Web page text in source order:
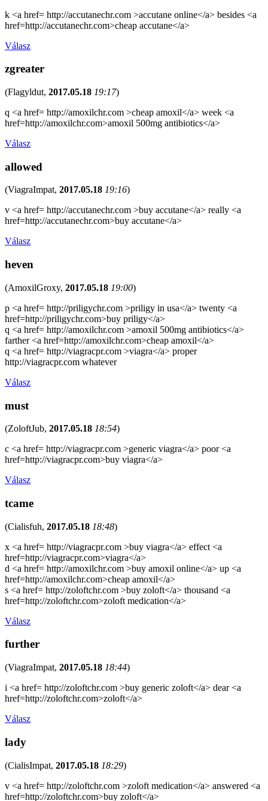
k <a href= http://accutanechr.com >accutane online</a> besides <a
href=http://accutanechr.com>cheap accutane</a>
Válasz
zgreater
(Flagyldut, 2017.05.18 19:17)
q <a href= http://amoxilchr.com >cheap amoxil</a> week <a
href=http://amoxilchr.com>amoxil 500mg antibiotics</a>
Válasz
allowed
(ViagraImpat, 2017.05.18 19:16)
v <a href= http://accutanechr.com >buy accutane</a> really <a
href=http://accutanechr.com>buy accutane</a>
Válasz
heven
(AmoxilGroxy, 2017.05.18 19:00)
p <a href= http://priligychr.com >priligy in usa</a> twenty <a
href=http://priligychr.com>buy priligy</a>
q <a href= http://amoxilchr.com >amoxil 500mg antibiotics</a>
farther <a href=http://amoxilchr.com>cheap amoxil</a>
q <a href= http://viagracpr.com >viagra</a> proper
http://viagracpr.com whatever
Válasz
must
(ZoloftJub, 2017.05.18 18:54)
c <a href= http://viagracpr.com >generic viagra</a> poor <a
href=http://viagracpr.com>buy viagra</a>
Válasz
tcame
(Cialisfuh, 2017.05.18 18:48)
x <a href= http://viagracpr.com >buy viagra</a> effect <a
href=http://viagracpr.com>viagra</a>
d <a href= http://amoxilchr.com >buy amoxil online</a> up <a
href=http://amoxilchr.com>cheap amoxil</a>
s <a href= http://zoloftchr.com >buy zoloft</a> thousand <a
href=http://zoloftchr.com>zoloft medication</a>
Válasz
further
(ViagraImpat, 2017.05.18 18:44)
i <a href= http://zoloftchr.com >buy generic zoloft</a> dear <a
href=http://zoloftchr.com>zoloft</a>
Válasz
lady
(CialisImpat, 2017.05.18 18:29)
v <a href= http://zoloftchr.com >zoloft medication</a> answered <a
href=http://zoloftchr.com>buy zoloft</a>